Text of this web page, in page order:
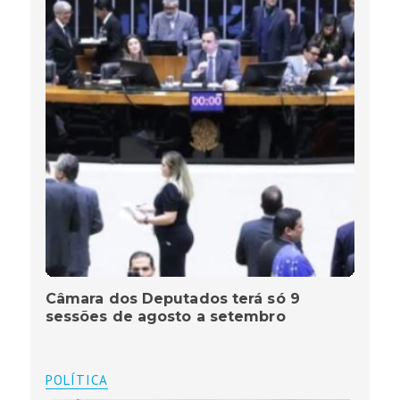
Câmara dos Deputados terá só 9
sessões de agosto a setembro
POLÍTICA